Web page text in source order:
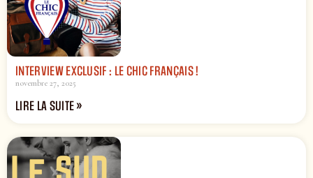
INTERVIEW EXCLUSIF : LE CHIC FRANÇAIS !
novembre 27, 2025
LIRE LA SUITE »